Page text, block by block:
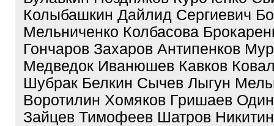
Колыбашкин Дайлид Сергиевич
Мельниченко Колбасова
Гончаров Захаров Антипенков
Медведок Иванюшев Кавков
Шубрак Белкин Сычев Лыгун
Воротилин Хомяков Гришаев
Зайцев Тимофеев Шатров